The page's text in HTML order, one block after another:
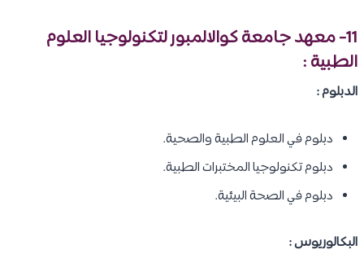
11- معهد جامعة كوالالمبور لتكنولوجيا العلوم
الطبية :
الدبلوم :
دبلوم في العلوم الطبية والصحية.
دبلوم تكنولوجيا المختبرات الطبية.
دبلوم في الصحة البيئية.
البكالوريوس :